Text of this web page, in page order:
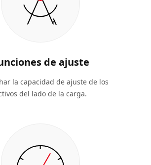
de ajuste
la capacidad de ajuste de los
del lado de la carga.